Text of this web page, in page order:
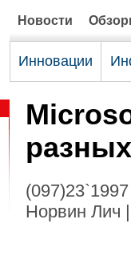
Новости
Инновации
(097)23`1997
Норвин Лич